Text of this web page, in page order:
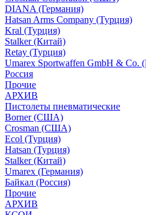
DIANA (Германия)
Hatsan Arms Company (Турция)
Kral (Турция)
Stalker (Китай)
Retay (Турция)
Umarex Sportwaffen GmbH & Co.
Россия
Прочие
АРХИВ
Пистолеты пневматические
Borner (США)
Crosman (США)
Ecol (Турция)
Hatsan (Турция)
Stalker (Китай)
Umarex (Германия)
Байкал (Россия)
Прочие
АРХИВ